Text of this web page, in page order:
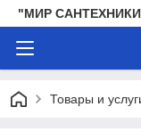
"МИР
Товары и